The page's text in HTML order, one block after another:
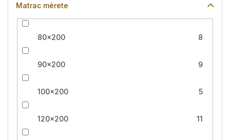
Matrac mérete
80x200 8
90x200 9
100x200 5
120x200 11